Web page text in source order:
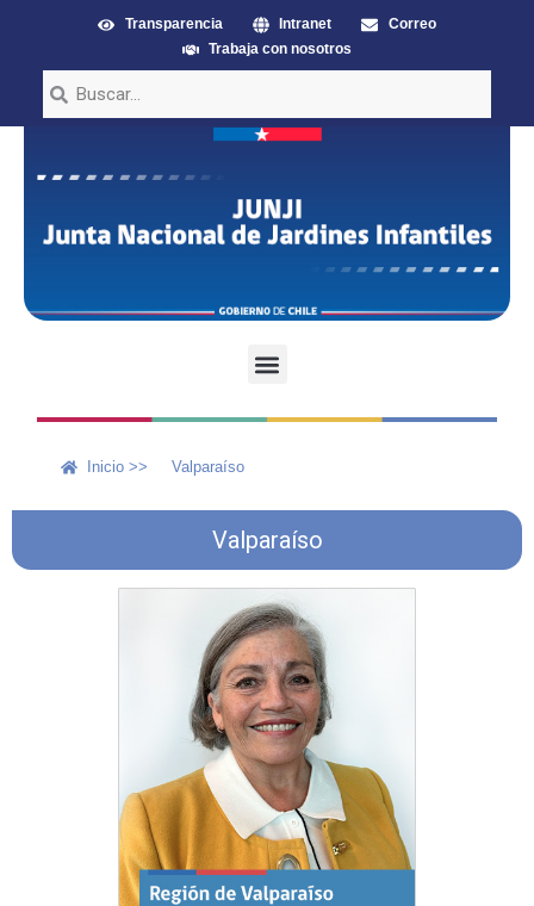
Transparencia Intranet
Correo
Trabaja con nosotros
Inicio >> Valparaíso
Valparaíso